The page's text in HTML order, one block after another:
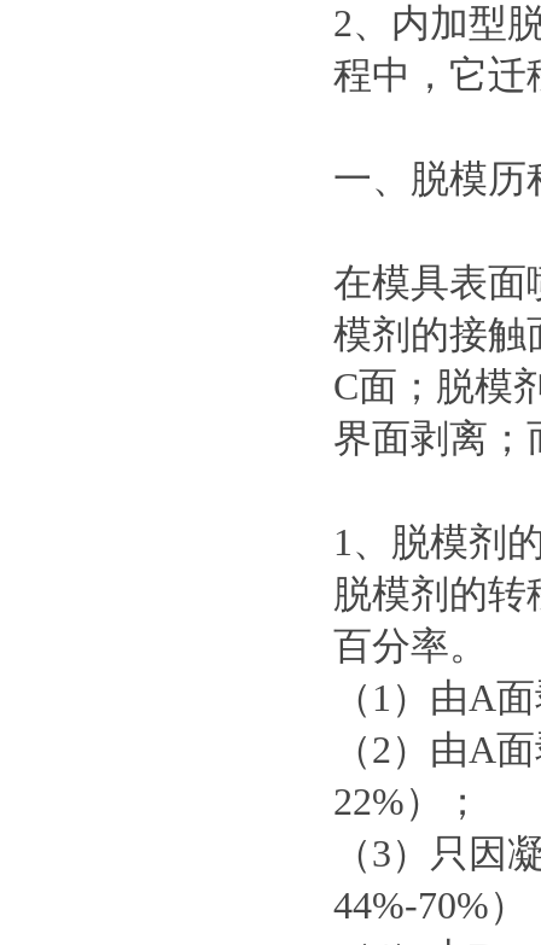
2、内加型
程中，它迁
一、脱模历
在模具表面
模剂的接触
C面；脱模
界面剥离；
1、脱模剂
脱模剂的
百分率。
（1）由A
（2）由A
22%）；
（3）只因
44%-70%）